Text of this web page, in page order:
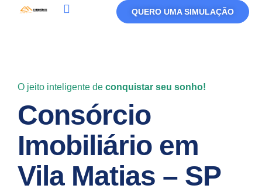
QUERO UMA SIMULAÇÃO
O jeito inteligente de conquistar seu sonho!
Consórcio
Imobiliário em
Vila Matias – SP